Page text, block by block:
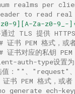
realms per
to read
9][A-Za-z0-9_-
过 TLS 提供
PEM 格式，或者
应的私钥 PEM
client-auth-
：""、
格式，或者
generate ech-